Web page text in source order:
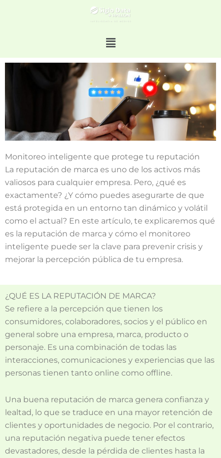
Menú
Monitoreo inteligente que protege tu reputación
La reputación de marca es uno de los activos más
valiosos para cualquier empresa. Pero, ¿qué es
exactamente? ¿Y cómo puedes asegurarte de que
está protegida en un entorno tan dinámico y volátil
como el actual? En este artículo, te explicaremos qué
es la reputación de marca y cómo el monitoreo
inteligente puede ser la clave para prevenir crisis y
mejorar la percepción pública de tu empresa.
¿QUÉ ES LA REPUTACIÓN DE MARCA?
Se refiere a la percepción que tienen los
consumidores, colaboradores, socios y el público en
general sobre una empresa, marca, producto o
personaje. Es una combinación de todas las
interacciones, comunicaciones y experiencias que las
personas tienen tanto online como offline.
Una buena reputación de marca genera confianza y
lealtad, lo que se traduce en una mayor retención de
clientes y oportunidades de negocio. Por el contrario,
una reputación negativa puede tener efectos
devastadores, desde la pérdida de clientes hasta la